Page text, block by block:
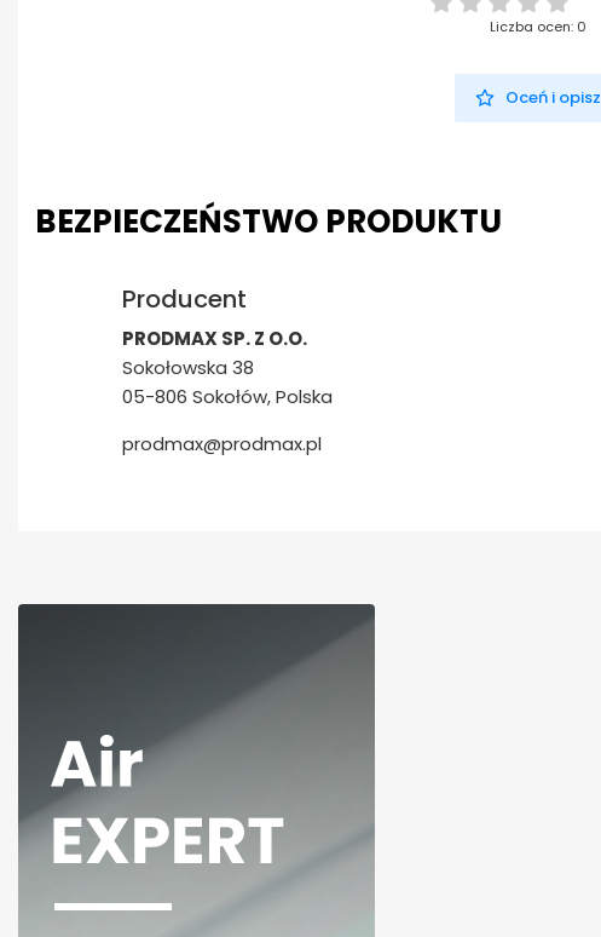
Liczba ocen: 0
Oceń i opisz
BEZPIECZEŃSTWO PRODUKTU
Producent
PRODMAX SP. Z O.O.
Sokołowska 38
05-806 Sokołów, Polska
prodmax@prodmax.pl